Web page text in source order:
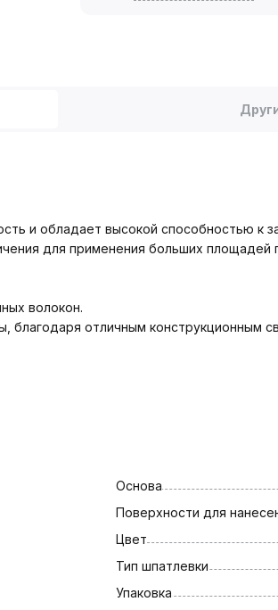
и обладает высокой способностью к
для применения больших площадей
волокон.
благодаря отличным конструкционным
Основа
Поверхности для
Цвет
Тип шпатлевки
Упаковка